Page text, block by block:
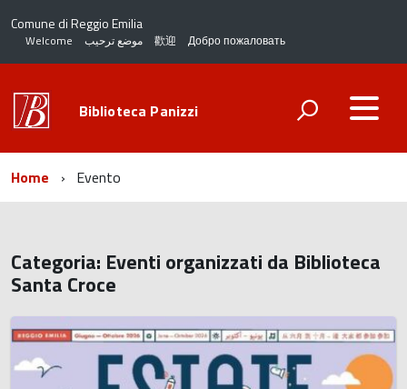
Comune di Reggio Emilia
Welcome موضع ترحيب 歡迎 Добро пожаловать
Biblioteca Panizzi
Home Evento
Categoria: Eventi organizzati da Biblioteca
Santa Croce